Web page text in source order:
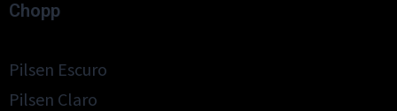
Chopp
Pilsen Escuro
Pilsen Claro